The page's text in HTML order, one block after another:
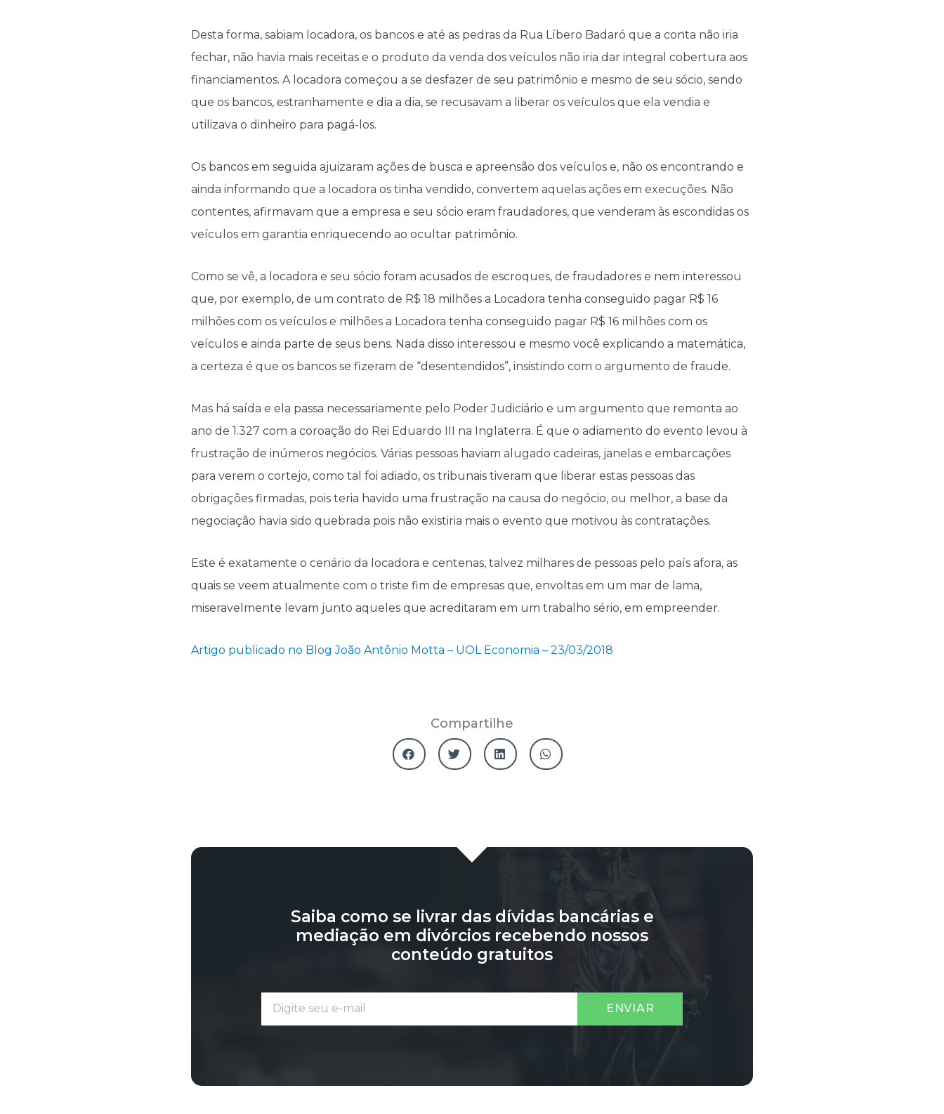
Desta forma, sabiam locadora, os bancos e até as pedras da Rua Líbero Badaró que a conta não iria
fechar, não havia mais receitas e o produto da venda dos veículos não iria dar integral cobertura aos
financiamentos. A locadora começou a se desfazer de seu patrimônio e mesmo de seu sócio, sendo
que os bancos, estranhamente e dia a dia, se recusavam a liberar os veículos que ela vendia e
utilizava o dinheiro para pagá-los.
Os bancos em seguida ajuizaram ações de busca e apreensão dos veículos e, não os encontrando e
ainda informando que a locadora os tinha vendido, convertem aquelas ações em execuções. Não
contentes, afirmavam que a empresa e seu sócio eram fraudadores, que venderam às escondidas os
veículos em garantia enriquecendo ao ocultar patrimônio.
Como se vê, a locadora e seu sócio foram acusados de escroques, de fraudadores e nem interessou
que, por exemplo, de um contrato de R$ 18 milhões a Locadora tenha conseguido pagar R$ 16
milhões com os veículos e milhões a Locadora tenha conseguido pagar R$ 16 milhões com os
veículos e ainda parte de seus bens. Nada disso interessou e mesmo você explicando a matemática,
a certeza é que os bancos se fizeram de “desentendidos”, insistindo com o argumento de fraude.
Mas há saída e ela passa necessariamente pelo Poder Judiciário e um argumento que remonta ao
ano de 1.327 com a coroação do Rei Eduardo III na Inglaterra. É que o adiamento do evento levou à
frustração de inúmeros negócios. Várias pessoas haviam alugado cadeiras, janelas e embarcações
para verem o cortejo, como tal foi adiado, os tribunais tiveram que liberar estas pessoas das
obrigações firmadas, pois teria havido uma frustração na causa do negócio, ou melhor, a base da
negociação havia sido quebrada pois não existiria mais o evento que motivou às contratações.
Este é exatamente o cenário da locadora e centenas, talvez milhares de pessoas pelo país afora, as
quais se veem atualmente com o triste fim de empresas que, envoltas em um mar de lama,
miseravelmente levam junto aqueles que acreditaram em um trabalho sério, em empreender.
Artigo publicado no Blog João Antônio Motta – UOL Economia – 23/03/2018
Compartilhe
Saiba como se livrar das dívidas bancárias e
mediação em divórcios recebendo nossos
conteúdo gratuitos
ENVIAR